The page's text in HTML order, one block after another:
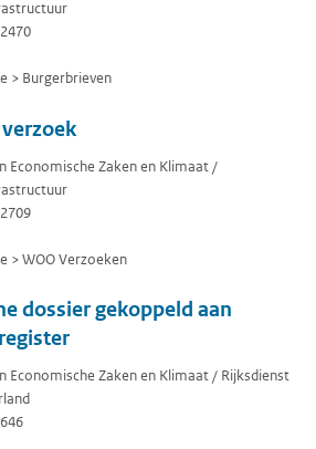
> Burgerbrieven
Economische Zaken en Klimaat /
> WOO Verzoeken
dossier gekoppeld aan
Economische Zaken en Klimaat / Rijksdienst